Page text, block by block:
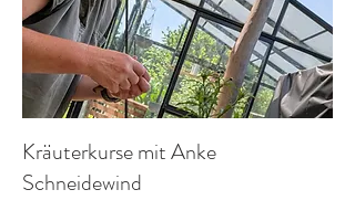
Kräuterkurse mit Anke
Schneidewind